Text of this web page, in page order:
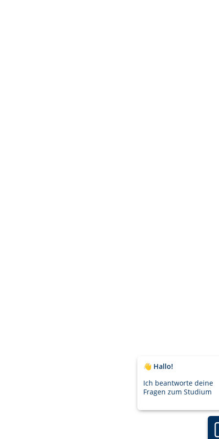
👋 Hallo!
Ich beantworte deine
Fragen zum Studium